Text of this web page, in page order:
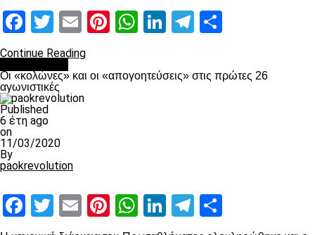
Facebook
Twitter
EmailPinterest
WhatsApp
LinkedIn
Telegram
Continue Reading
Οι «κολώνες» και οι «απογοητεύσεις» στις πρώτες 26
αγωνιστικές
Published
6 έτη ago
on
11/03/2020
By
paokrevolution
Facebook
Twitter
EmailPinterest
WhatsApp
LinkedIn
Telegram